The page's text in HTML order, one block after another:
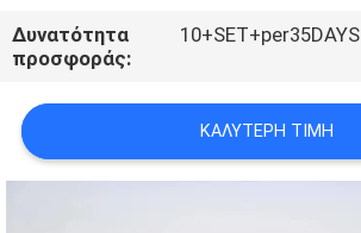
ΖΗΤΉΣΤΕ
ΈΝΑ
ΑΠΌΣΠΑΣΜΑ
Δυνατότητα
προσφοράς:
10+SET+per35DAYS
ΚΑΛΎΤΕΡΗ ΤΙΜΉ